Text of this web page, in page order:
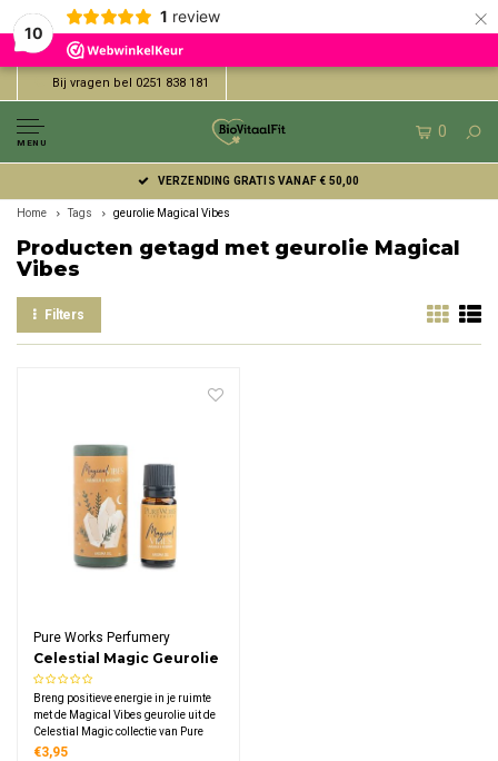
10
1 review ×
Bij vragen bel 0251 838 181
MENU
0
VERZENDING GRATIS VANAF € 50,00
Home Tags geurolie Magical Vibes
Producten getagd met geurolie Magical
Vibes
Filters
Pure Works Perfumery
Celestial Magic Geurolie
Magical Vibes
Breng positieve energie in je ruimte
met de Magical Vibes geurolie uit de
Celestial Magic collectie van Pure
Works Perfumery. De frisse, kruidige
€3,95